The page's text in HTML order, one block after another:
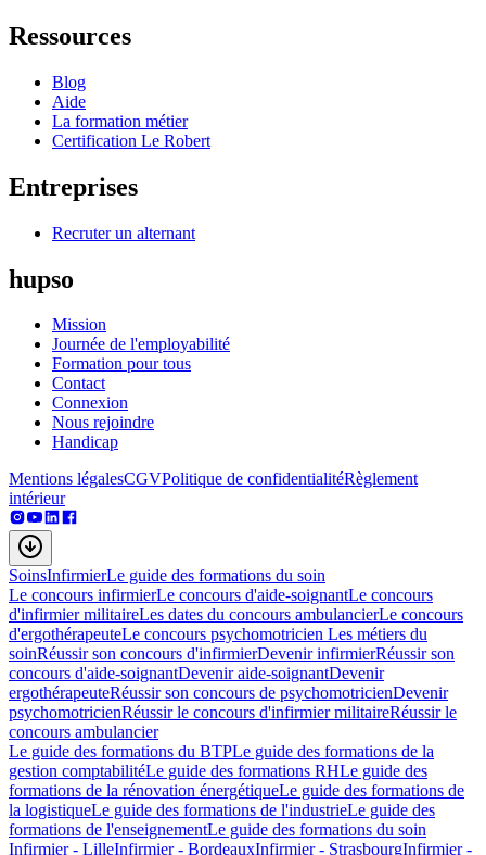
Ressources
Blog
Aide
La formation métier
Certification Le Robert
Entreprises
Recruter un alternant
hupso
Mission
Journée de l'employabilité
Formation pour tous
Contact
Connexion
Nous rejoindre
Handicap
Mentions légalesCGVPolitique de confidentialitéRèglement
intérieur
SoinsInfirmierLe guide des formations du soin
Le concours infirmierLe concours d'aide-soignantLe concours
d'infirmier militaireLes dates du concours ambulancierLe concours
d'ergothérapeuteLe concours psychomotricien Les métiers du
soinRéussir son concours d'infirmierDevenir infirmierRéussir son
concours d'aide-soignantDevenir aide-soignantDevenir
ergothérapeuteRéussir son concours de psychomotricienDevenir
psychomotricienRéussir le concours d'infirmier militaireRéussir le
concours ambulancier
Le guide des formations du BTPLe guide des formations de la
gestion comptabilitéLe guide des formations RHLe guide des
formations de la rénovation énergétiqueLe guide des formations de
la logistiqueLe guide des formations de l'industrieLe guide des
formations de l'enseignementLe guide des formations du soin
Infirmier - LilleInfirmier - BordeauxInfirmier - StrasbourgInfirmier -